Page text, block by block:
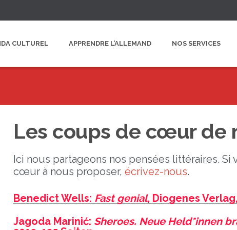
CULTUREL APPRENDRE L’ALLEMAND NOS SERVICES
Les coups de cœur de
Ici nous partageons nos pensées littéraires.
cœur à nous proposer, écrivez-nous.
Benedict Wells: Fast genial, Diogenes
Jagoda Marinić: Sheroes. Neue Held*innen